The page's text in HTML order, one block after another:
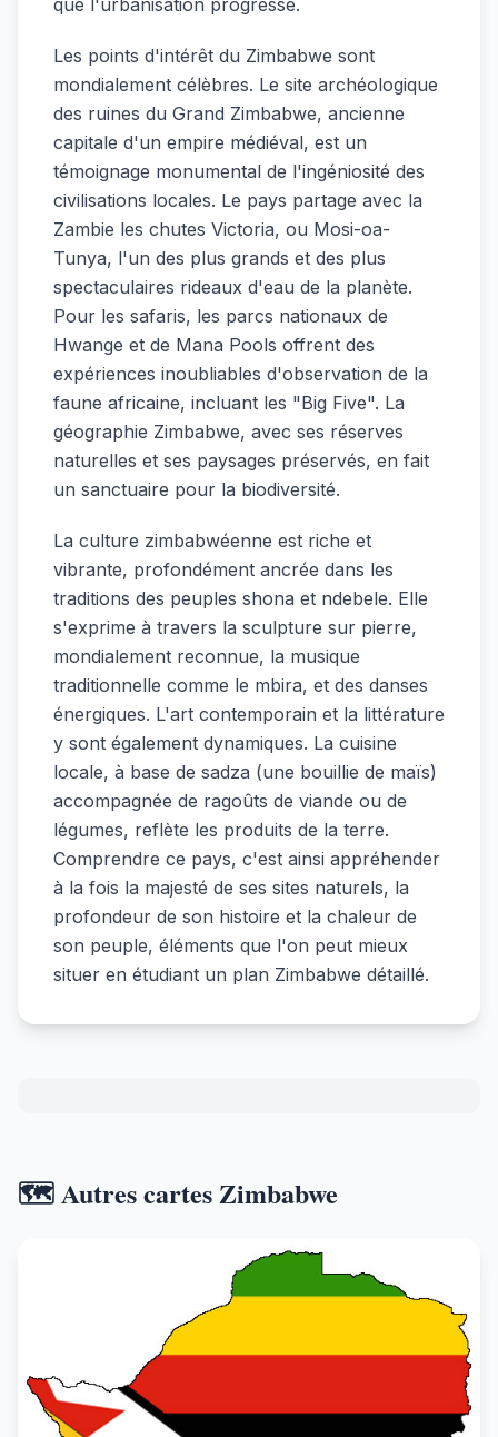
Les points d'intérêt du Zimbabwe sont
mondialement célèbres. Le site archéologique
des ruines du Grand Zimbabwe, ancienne
capitale d'un empire médiéval, est un
témoignage monumental de l'ingéniosité des
civilisations locales. Le pays partage avec la
Zambie les chutes Victoria, ou Mosi-oa-
Tunya, l'un des plus grands et des plus
spectaculaires rideaux d'eau de la planète.
Pour les safaris, les parcs nationaux de
Hwange et de Mana Pools offrent des
expériences inoubliables d'observation de la
faune africaine, incluant les "Big Five". La
géographie Zimbabwe, avec ses réserves
naturelles et ses paysages préservés, en fait
un sanctuaire pour la biodiversité.
La culture zimbabwéenne est riche et
vibrante, profondément ancrée dans les
traditions des peuples shona et ndebele. Elle
s'exprime à travers la sculpture sur pierre,
mondialement reconnue, la musique
traditionnelle comme le mbira, et des danses
énergiques. L'art contemporain et la littérature
y sont également dynamiques. La cuisine
locale, à base de sadza (une bouillie de maïs)
accompagnée de ragoûts de viande ou de
légumes, reflète les produits de la terre.
Comprendre ce pays, c'est ainsi appréhender
à la fois la majesté de ses sites naturels, la
profondeur de son histoire et la chaleur de
son peuple, éléments que l'on peut mieux
situer en étudiant un plan Zimbabwe détaillé.
🗺️ Autres cartes Zimbabwe